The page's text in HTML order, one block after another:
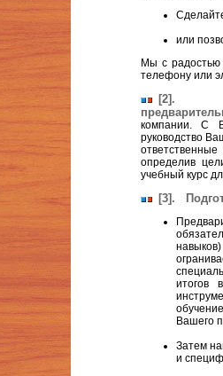
или
Мы с радостью
телефону или
[2]. По
компании. С
руководство
определив
учебный курс
[3].
итогов
Вашего
Затем
и